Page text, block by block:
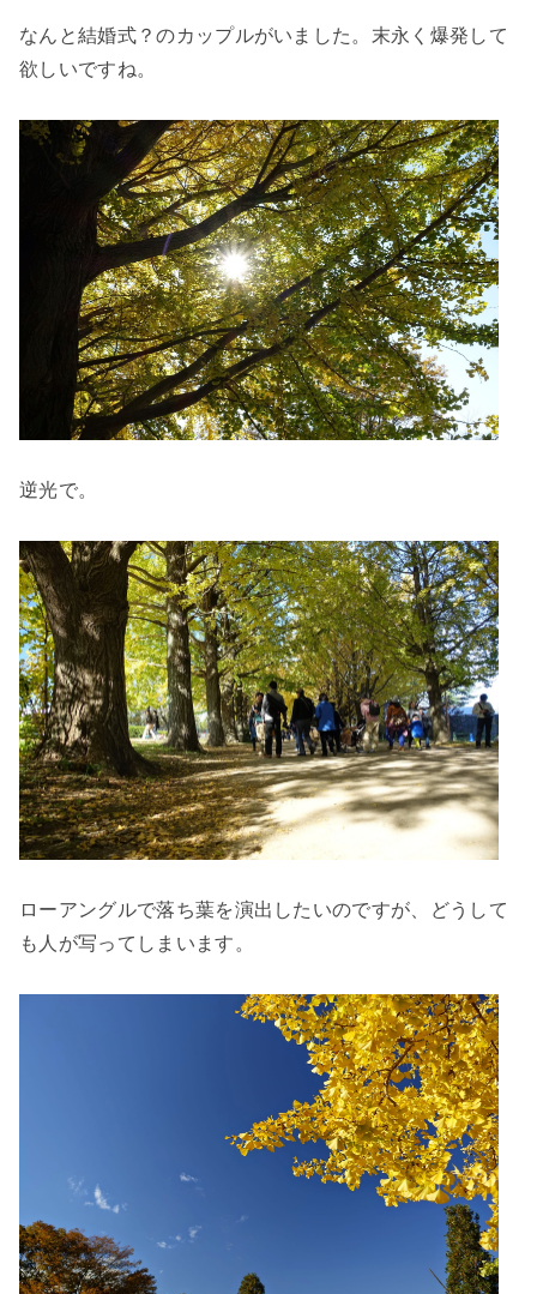
なんと結婚式？のカップルがいました。末永く爆発して
欲しいですね。
逆光で。
ローアングルで落ち葉を演出したいのですが、どうして
も人が写ってしまいます。